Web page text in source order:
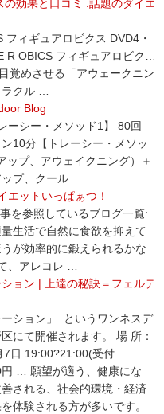
効果と口コミ :話題のダイエ
ィギュアロビクス DVD4・
R OBICS フィギュアロビク…
覚めさせる「アウェークニン
クル …
Blog
ーシー・メソッド1】 80回
10分【トレーシー・メソッ
ップ、アウェイクニング）＋
プ、クール …
エットいっぱぁつ！
を参照しているブログ一覧:
生活で自然に食欲を抑えて
が効率的に鍛えられるかな
、アレコレ …
ョン | 上達の秘訣＝フェルデ
ション」. というワンネスデ
にて開催されます。 場 所：
7日 19:00?21:00(受付
… 願望が適う、健康にな
される、社会的環境・経済
体験される方が多いです。